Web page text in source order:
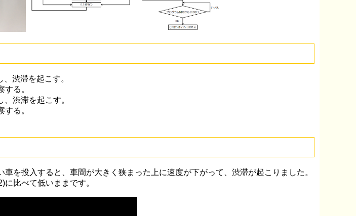
渋滞を起こす。
る。
渋滞を起こす。
る。
を投入すると、車間が大きく狭まった上に速度が下がって、渋滞が起こりました。
比べて低いままです。